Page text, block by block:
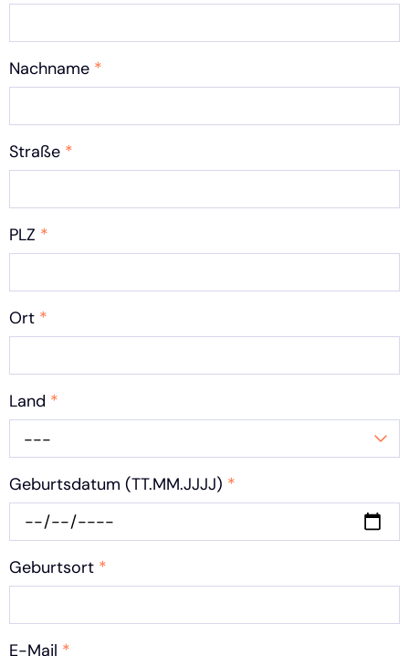
Nachname *
Straße *
PLZ *
Ort *
Land *
---
Geburtsdatum (TT.MM.JJJJ) *
Geburtsort *
E-Mail *